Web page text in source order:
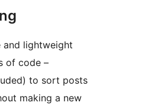
and lightweight
of code –
to sort posts
making a new